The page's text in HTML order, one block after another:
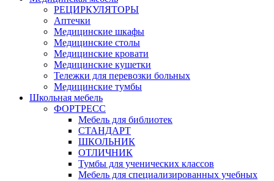
РЕЦИРКУЛЯТОРЫ
Аптечки
Медицинские шкафы
Медицинские столы
Медицинские кровати
Медицинские кушетки
Тележки для перевозки больных
Медицинские тумбы
Школьная мебель
ФОРТРЕСС
Мебель для библиотек
СТАНДАРТ
ШКОЛЬНИК
ОТЛИЧНИК
Тумбы для ученических классов
Мебель для специализированных учебных